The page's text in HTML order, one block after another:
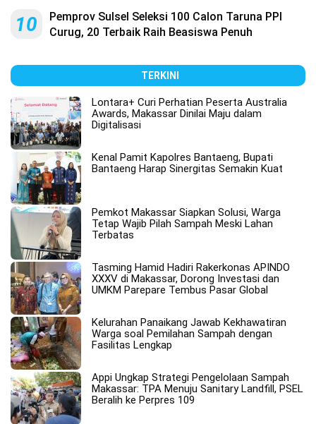
10
Pemprov Sulsel Seleksi 100 Calon Taruna PPI
Curug, 20 Terbaik Raih Beasiswa Penuh
TERKINI
Lontara+ Curi Perhatian Peserta Australia
Awards, Makassar Dinilai Maju dalam
Digitalisasi
Kenal Pamit Kapolres Bantaeng, Bupati
Bantaeng Harap Sinergitas Semakin Kuat
Pemkot Makassar Siapkan Solusi, Warga
Tetap Wajib Pilah Sampah Meski Lahan
Terbatas
Tasming Hamid Hadiri Rakerkonas APINDO
XXXV di Makassar, Dorong Investasi dan
UMKM Parepare Tembus Pasar Global
Kelurahan Panaikang Jawab Kekhawatiran
Warga soal Pemilahan Sampah dengan
Fasilitas Lengkap
Appi Ungkap Strategi Pengelolaan Sampah
Makassar: TPA Menuju Sanitary Landfill, PSEL
Beralih ke Perpres 109